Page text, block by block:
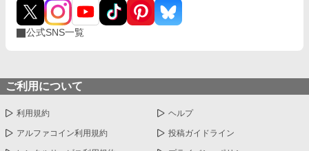
公式SNS一覧
ご利用について
利用規約 ヘルプ
アルファコイン利用規約 投稿ガイドライン